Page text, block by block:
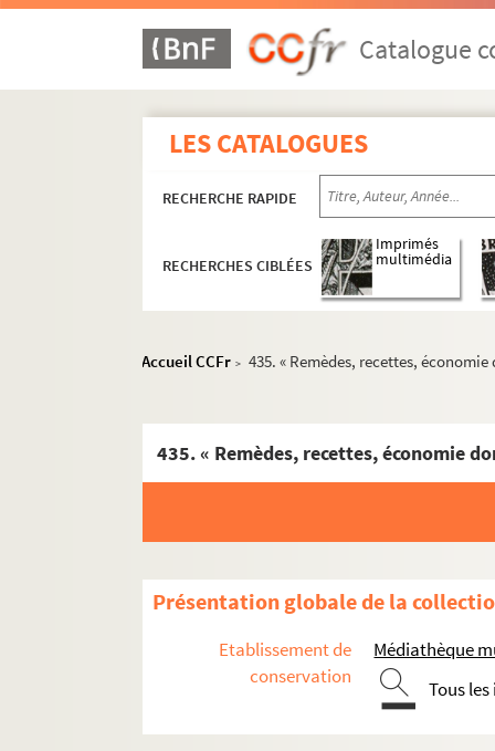
Catalogue
LES CATALOGUES
RECHERCHE RAPIDE
RECHERCHES CIBLÉES
Imprimés
multimédia
Accueil CCFr > 435. « Remèdes, recettes,
435. « Remèdes, recettes, économie
Présentation globale de la
Etablissement de
conservation
Médiathèque
Tous